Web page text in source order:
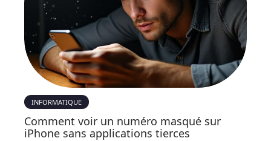
INFORMATIQUE
Comment voir un numéro masqué sur
iPhone sans applications tierces